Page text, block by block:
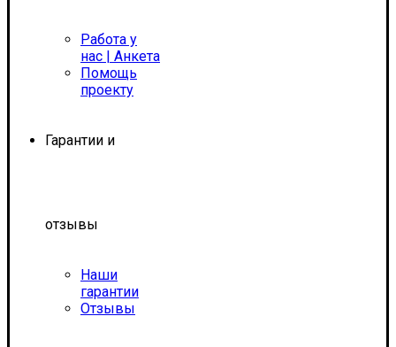
Работа у
нас | Анкета
Помощь
проекту
Гарантии и
отзывы
Наши
гарантии
Отзывы